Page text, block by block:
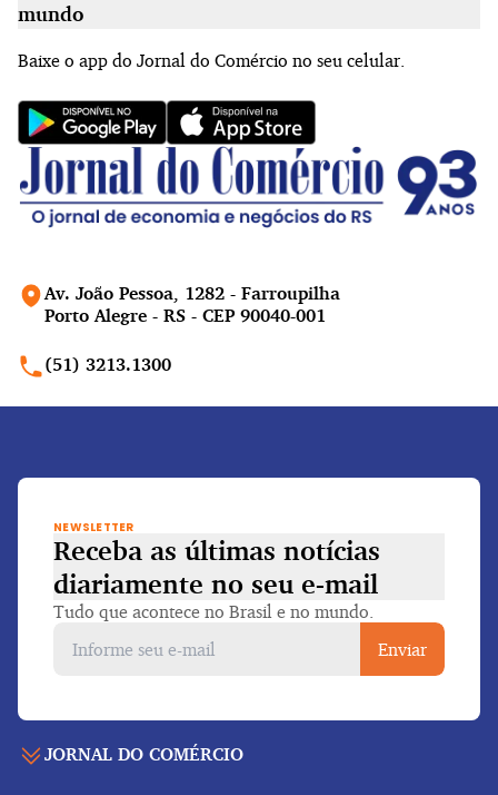
Av. João Pessoa, 1282 - Farroupilha
Porto Alegre - RS - CEP 90040-001
(51) 3213.1300
mundo
Baixe o app do Jornal do Comércio no seu celular.
JORNAL DO COMÉRCIO
NEWSLETTER
Receba as últimas notícias
diariamente no seu e-mail
Tudo que acontece no Brasil e no mundo.
Enviar